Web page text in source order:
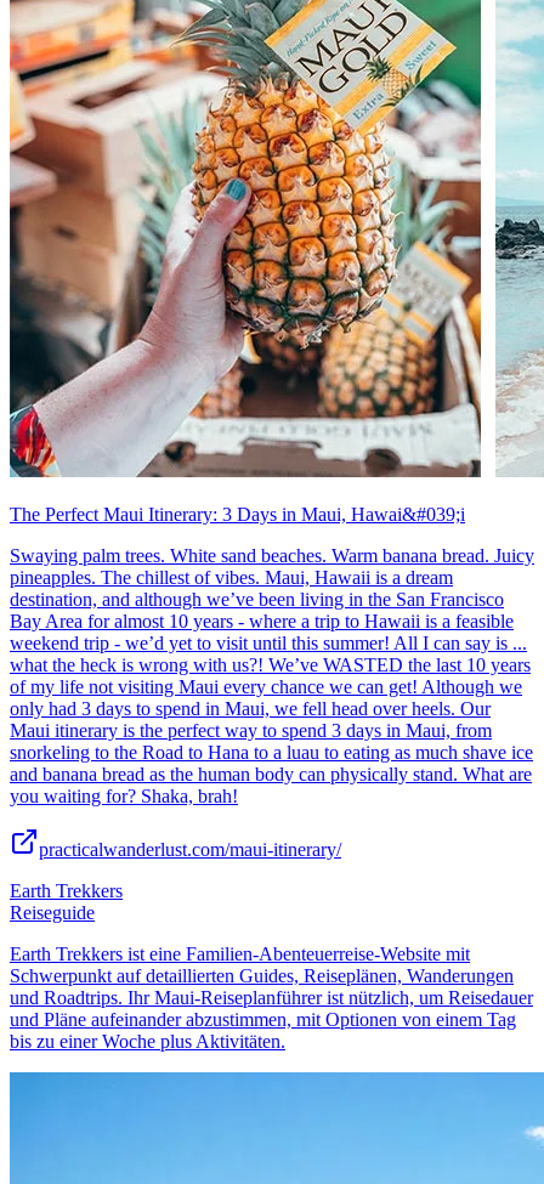
The Perfect Maui Itinerary: 3 Days in Maui, Hawai&#039;i
Swaying palm trees. White sand beaches. Warm banana bread. Juicy
pineapples. The chillest of vibes. Maui, Hawaii is a dream
destination, and although we’ve been living in the San Francisco
Bay Area for almost 10 years - where a trip to Hawaii is a feasible
weekend trip - we’d yet to visit until this summer! All I can say is ...
what the heck is wrong with us?! We’ve WASTED the last 10 years
of my life not visiting Maui every chance we can get! Although we
only had 3 days to spend in Maui, we fell head over heels. Our
Maui itinerary is the perfect way to spend 3 days in Maui, from
snorkeling to the Road to Hana to a luau to eating as much shave ice
and banana bread as the human body can physically stand. What are
you waiting for? Shaka, brah!
practicalwanderlust.com/maui-itinerary/
Earth Trekkers
Reiseguide
Earth Trekkers ist eine Familien-Abenteuerreise-Website mit
Schwerpunkt auf detaillierten Guides, Reiseplänen, Wanderungen
und Roadtrips. Ihr Maui-Reiseplanführer ist nützlich, um Reisedauer
und Pläne aufeinander abzustimmen, mit Optionen von einem Tag
bis zu einer Woche plus Aktivitäten.